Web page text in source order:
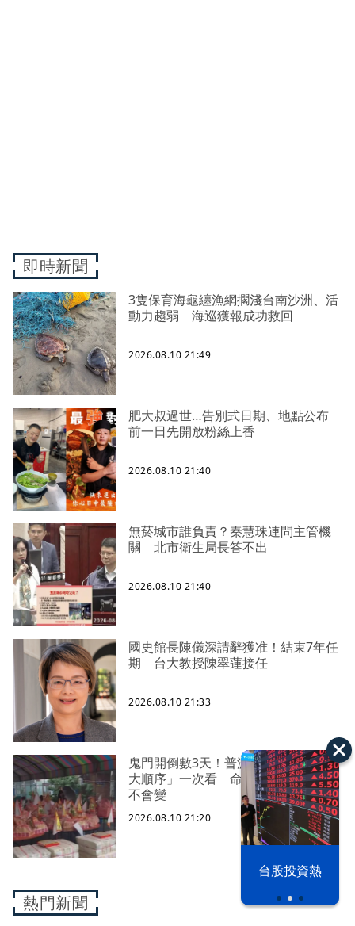
台股投資熱
即時新聞
3隻保育海龜纏漁網擱淺台南沙洲、活
動力趨弱 海巡獲報成功救回
2026.08.10 21:49
肥大叔過世…告別式日期、地點公布
前一日先開放粉絲上香
2026.08.10 21:40
無菸城市誰負責？秦慧珠連問主管機
關 北市衛生局長答不出
2026.08.10 21:40
國史館長陳儀深請辭獲准！結束7年任
期 台大教授陳翠蓮接任
2026.08.10 21:33
鬼門開倒數3天！普渡燒金、銀紙「9
大順序」一次看 命理師曝「1原則」
不會變
2026.08.10 21:20
熱門新聞